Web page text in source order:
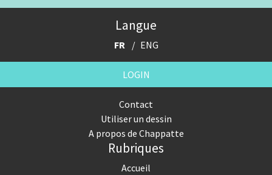
Cybermonde Du printemps arabe à l'hiver
Hopp Deutschland Israël - Palestine
La Corée du Nord: guerre ou
paix?
La France en marche
Langue
FR ENG
LOGIN
Contact
Utiliser un dessin
A propos de Chappatte
Rubriques
Accueil